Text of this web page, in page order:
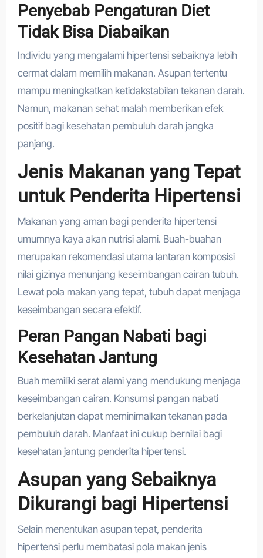
Penyebab Pengaturan Diet
Tidak Bisa Diabaikan
Individu yang mengalami hipertensi sebaiknya lebih
cermat dalam memilih makanan. Asupan tertentu
mampu meningkatkan ketidakstabilan tekanan darah.
Namun, makanan sehat malah memberikan efek
positif bagi kesehatan pembuluh darah jangka
panjang.
Jenis Makanan yang Tepat
untuk Penderita Hipertensi
Makanan yang aman bagi penderita hipertensi
umumnya kaya akan nutrisi alami. Buah-buahan
merupakan rekomendasi utama lantaran komposisi
nilai gizinya menunjang keseimbangan cairan tubuh.
Lewat pola makan yang tepat, tubuh dapat menjaga
keseimbangan secara efektif.
Peran Pangan Nabati bagi
Kesehatan Jantung
Buah memiliki serat alami yang mendukung menjaga
keseimbangan cairan. Konsumsi pangan nabati
berkelanjutan dapat meminimalkan tekanan pada
pembuluh darah. Manfaat ini cukup bernilai bagi
kesehatan jantung penderita hipertensi.
Asupan yang Sebaiknya
Dikurangi bagi Hipertensi
Selain menentukan asupan tepat, penderita
hipertensi perlu membatasi pola makan jenis